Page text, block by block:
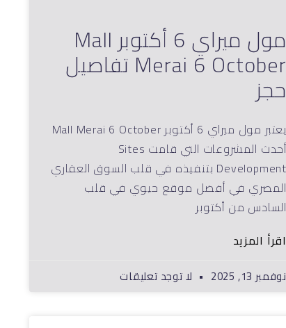
مول ميراي 6 أكتوبر Mall
Merai 6 October تفاصيل
حجز
يعتبر مول ميراي 6 أكتوبر Mall Merai 6 October
أحدث المشروعات التي قامت Sites
Development بتنفيذه في قلب السوق العقاري
المصري في أفضل موقع حيوي في قلب
السادس من أكتوبر
اقرأ المزيد
نوفمبر 13, 2025 لا توجد تعليقات